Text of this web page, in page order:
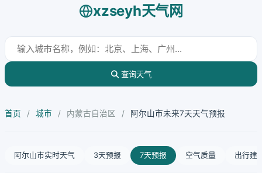
xzseyh天气网
查询天气
首页 / 城市 / 内蒙古自治区 / 阿尔山市未来7天天气预报
阿尔山市实时天气 3天预报 7天预报 空气质量 出行建